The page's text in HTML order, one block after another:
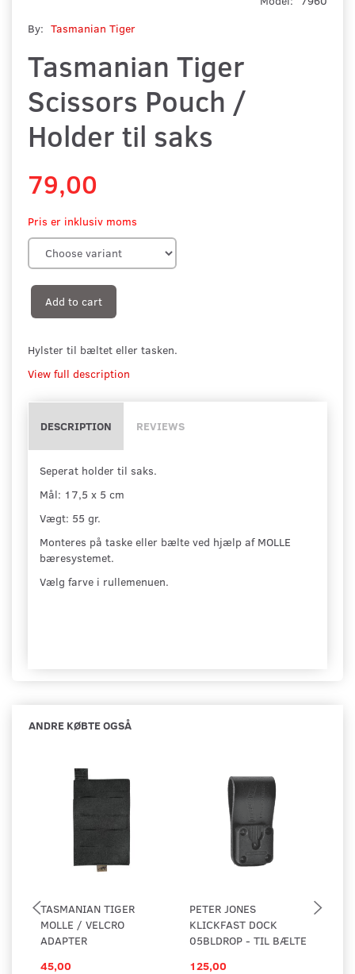
By: Tasmanian Tiger
Tasmanian Tiger
Scissors Pouch /
Holder til saks
79,00
Pris er inklusiv moms
Add to cart
Hylster til bæltet eller tasken.
View full description
DESCRIPTION REVIEWS
Seperat holder til saks.
Mål: 17,5 x 5 cm
Vægt: 55 gr.
Monteres på taske eller bælte ved hjælp af MOLLE
bæresystemet.
Vælg farve i rullemenuen.
ANDRE KØBTE OGSÅ
TASMANIAN TIGER
MOLLE / VELCRO
ADAPTER
45,00
PETER JONES
KLICKFAST DOCK
05BLDROP - TIL BÆLTE
125,00